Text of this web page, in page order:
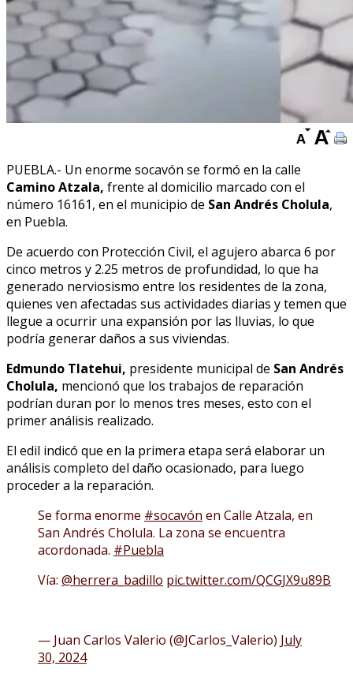
PUEBLA.- Un enorme socavón se formó en la calle
Camino Atzala, frente al domicilio marcado con el
número 16161, en el municipio de San Andrés Cholula,
en Puebla.
De acuerdo con Protección Civil, el agujero abarca 6 por
cinco metros y 2.25 metros de profundidad, lo que ha
generado nerviosismo entre los residentes de la zona,
quienes ven afectadas sus actividades diarias y temen que
llegue a ocurrir una expansión por las lluvias, lo que
podría generar daños a sus viviendas.
Edmundo Tlatehui, presidente municipal de San Andrés
Cholula, mencionó que los trabajos de reparación
podrían duran por lo menos tres meses, esto con el
primer análisis realizado.
El edil indicó que en la primera etapa será elaborar un
análisis completo del daño ocasionado, para luego
proceder a la reparación.
Se forma enorme #socavón en Calle Atzala, en
San Andrés Cholula. La zona se encuentra
acordonada. #Puebla
Vía: @herrera_badillo pic.twitter.com/QCGJX9u89B
— Juan Carlos Valerio (@JCarlos_Valerio) July
30, 2024